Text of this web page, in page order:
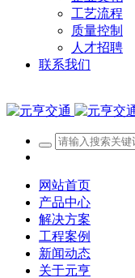
工艺流程
质量控制
人才招聘
联系我们
网站首页
产品中心
解决方案
工程案例
新闻动态
关于元亨